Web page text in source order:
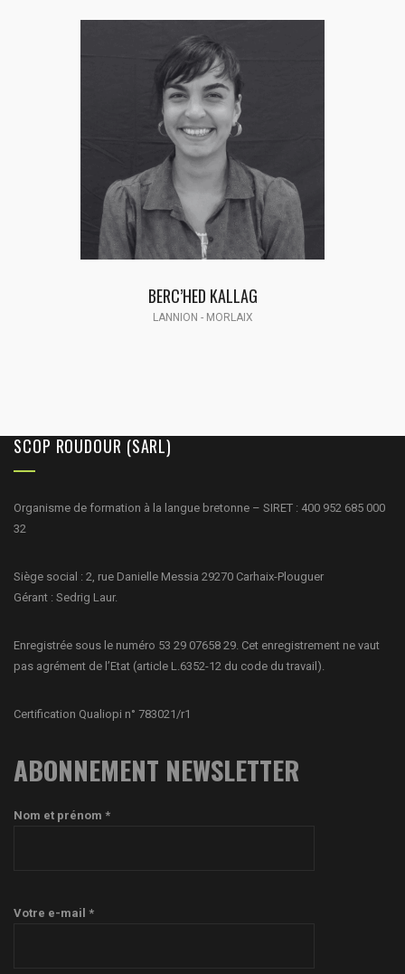
JOB LE NEN
LANNION - LESNEVEN - MORLAIX
SCOP ROUDOUR (SARL)
Organisme de formation à la langue bretonne – SIRET : 400 952 685 000
32
Siège social : 2, rue Danielle Messia 29270 Carhaix-Plouguer
Gérant : Sedrig Laur.
Enregistrée sous le numéro 53 29 07658 29. Cet enregistrement ne vaut
pas agrément de l’Etat (article L.6352-12 du code du travail).
Certification Qualiopi n° 783021/r1
ABONNEMENT NEWSLETTER
Nom et prénom *
Votre e-mail *